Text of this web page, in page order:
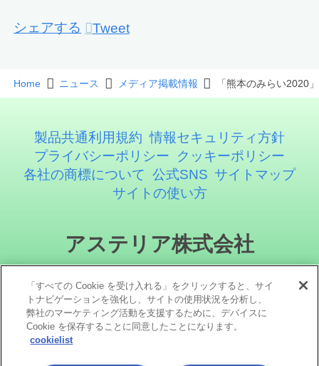
シェアする Tweet
Home ニュース メディア掲載情報 「熊本のみらい2020
製品共通利用規約 情報セキュリティ方針
プライバシーポリシー
クッキーポリシー
各社の商標について 公式SNS サイトマップ
サイトの使い方
アステリア株式会社
「すべての Cookie を受け入れる」をクリックすると、サイ
トナビゲーションを強化し、サイトの使用状況を分析し、
弊社のマーケティング活動を支援するために、デバイスに
Cookie を保存することに同意したことになります。
cookielist